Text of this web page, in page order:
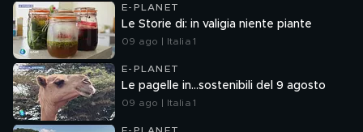
E-PLANET
Le Storie di: in valigia niente piante
09 ago | Italia 1
E-PLANET
Le pagelle in...sostenibili del 9 agosto
09 ago | Italia 1